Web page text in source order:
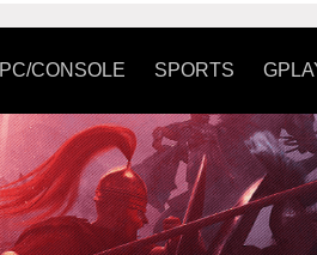
PC/CONSOLE SPORTS